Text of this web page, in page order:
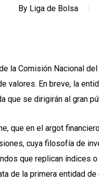
By Liga de Bolsa
la Comisión Nacional
valores. En breve, la
se dirigirán al gran
que en el argot
cuya filosofía de
que replican índices
de la primera entidad